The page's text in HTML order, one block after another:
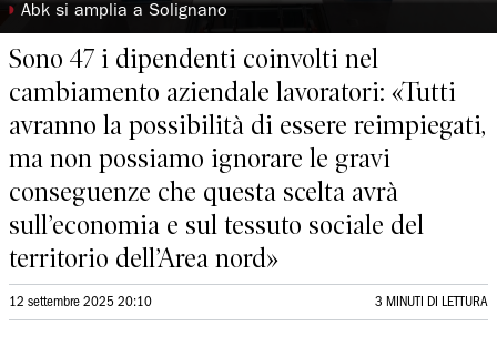
◗ Abk si amplia a Solignano
Sono 47 i dipendenti coinvolti nel
cambiamento aziendale lavoratori: «Tutti
avranno la possibilità di essere reimpiegati,
ma non possiamo ignorare le gravi
conseguenze che questa scelta avrà
sull’economia e sul tessuto sociale del
territorio dell’Area nord»
12 settembre 2025 20:10 3 MINUTI DI LETTURA